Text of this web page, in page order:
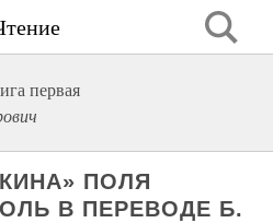
первая
ПОЛЯ
В ПЕРЕВОДЕ Б.